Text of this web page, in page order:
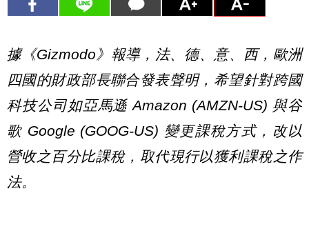
據《Gizmodo》報導，法、德、意、西，歐洲
四國的財政部長聯合發表聲明，希望針對跨國
科技公司如亞馬遜 Amazon (AMZN-US) 與谷
歌 Google (GOOG-US) 變更課稅方式，改以
營收之百分比課稅，取代現行以獲利課稅之作
法。